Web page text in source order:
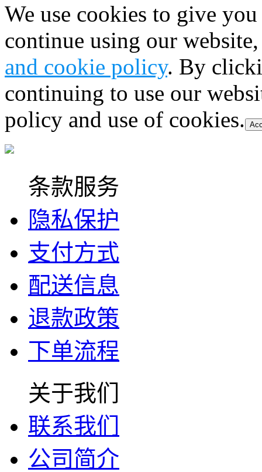
We use cookies to give
continue using our
and cookie policy. By
continuing to use our
policy and use of cookies.
条款服务
隐私保护
支付方式
配送信息
退款政策
下单流程
关于我们
联系我们
公司简介